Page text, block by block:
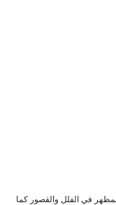
في الفلل والقصور كما